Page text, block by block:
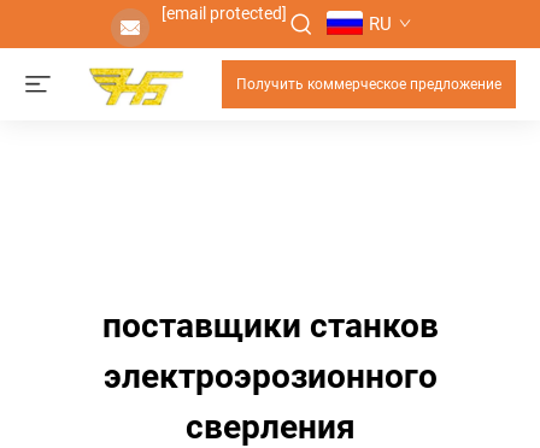
[email protected] RU
Получить коммерческое предложение
поставщики станков
электроэрозионного
сверления